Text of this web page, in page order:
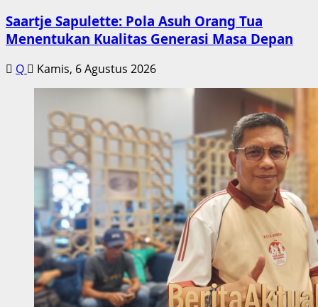
Saartje Sapulette: Pola Asuh Orang Tua
Menentukan Kualitas Generasi Masa Depan
Q Kamis, 6 Agustus 2026